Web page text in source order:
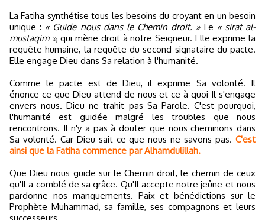
La Fatiha synthétise tous les besoins du croyant en un besoin
unique : « Guide nous dans le Chemin droit. »Le « sirat al-
mustaqim », qui mène droit à notre Seigneur. Elle exprime la
requête humaine, la requête du second signataire du pacte.
Elle engage Dieu dans Sa relation à l'humanité.
Comme le pacte est de Dieu, il exprime Sa volonté. Il
énonce ce que Dieu attend de nous et ce à quoi Il s'engage
envers nous. Dieu ne trahit pas Sa Parole. C'est pourquoi,
l'humanité est guidée malgré les troubles que nous
rencontrons. Il n'y a pas à douter que nous cheminons dans
Sa volonté. Car Dieu sait ce que nous ne savons pas. C'est
ainsi que la Fatiha commence par Alhamdulillah.
Que Dieu nous guide sur le Chemin droit, le chemin de ceux
qu'Il a comblé de sa grâce. Qu'Il accepte notre jeûne et nous
pardonne nos manquements. Paix et bénédictions sur le
Prophète Muhammad, sa famille, ses compagnons et leurs
successeurs.